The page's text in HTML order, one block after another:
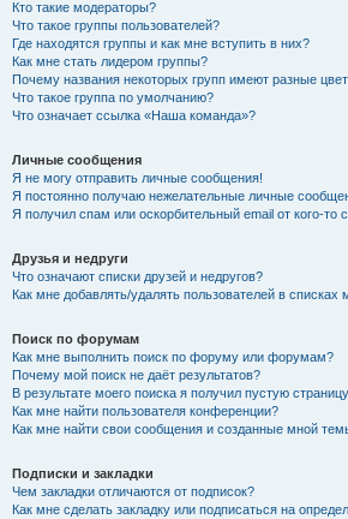
Кто такие модераторы?
Что такое группы пользователей?
Где находятся группы и как мне вступить в них?
Как мне стать лидером группы?
Почему названия некоторых групп имеют разные
Что такое группа по умолчанию?
Что означает ссылка «Наша команда»?
Личные сообщения
Я не могу отправить личные сообщения!
Я постоянно получаю нежелательные личные
Я получил спам или оскорбительный email от кого-то
Друзья и недруги
Что означают списки друзей и недругов?
Как мне добавлять/удалять пользователей в списках
Поиск по форумам
Как мне выполнить поиск по форуму или форумам?
Почему мой поиск не даёт результатов?
В результате моего поиска я получил пустую
Как мне найти пользователя конференции?
Как мне найти свои сообщения и созданные мной
Подписки и закладки
Чем закладки отличаются от подписок?
Как мне сделать закладку или подписаться на